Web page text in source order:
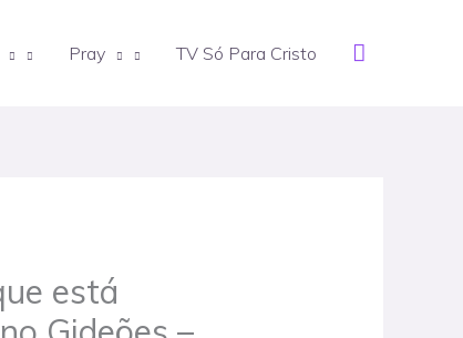
Pray TV Só Para Cristo Search
está